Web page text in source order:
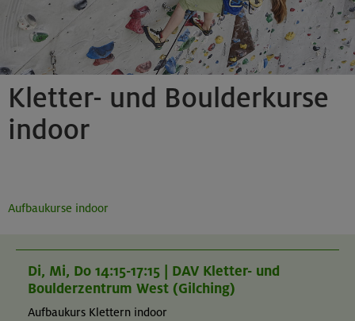
Kletter- und Boulderkurse
indoor
Aufbaukurse indoor
Di, Mi, Do 14:15-17:15 | DAV Kletter- und
Boulderzentrum West (Gilching)
Aufbaukurs Klettern indoor